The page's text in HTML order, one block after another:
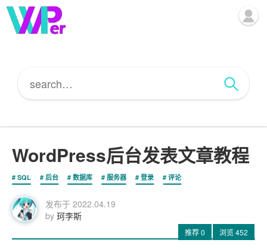
WordPress后台发表文章教程
SQL 后台 数据库 服务器 登录 评论
发布于 2022.04.19
by 珂李斯
推荐0 浏览452